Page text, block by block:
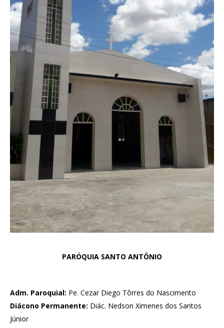
PARÓQUIA SANTO ANTÔNIO
Adm. Paroquial: Pe. Cezar Diego Tôrres do Nascimento
Diácono Permanente: Diác. Nedson Ximenes dos Santos
Júnior